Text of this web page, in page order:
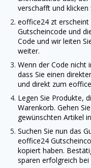
verschafft und klicken
eoffice24 zt erscheint
Gutscheincode und
Code und wir leiten
weiter.
Wenn der Code nicht
dass Sie einen
und direkt zum
Legen Sie Produkte,
Warenkorb. Gehen
gewünschten Artikel
Suchen Sie nun das
eoffice24
kopiert haben.
sparen erfolgreich bei